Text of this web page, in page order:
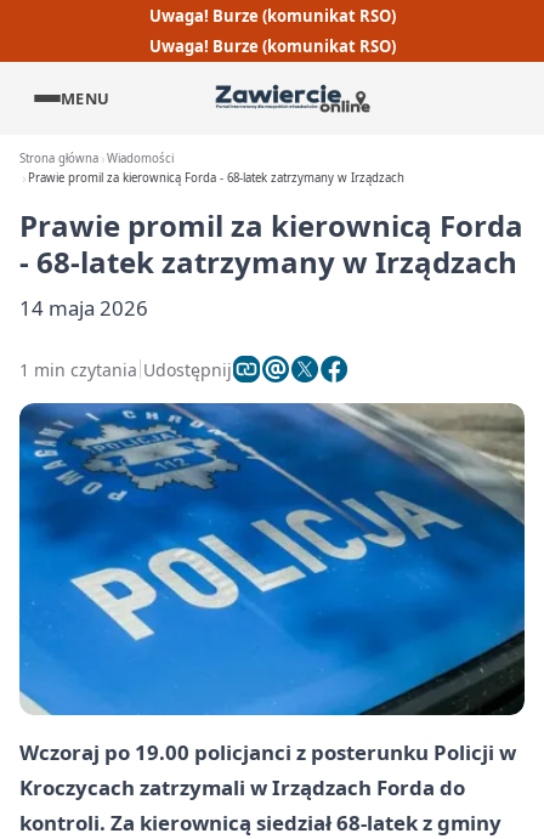
Uwaga! Burze (komunikat RSO)
Uwaga! Burze (komunikat RSO)
MENU
Strona główna Wiadomości
Prawie promil za kierownicą Forda - 68-latek zatrzymany w Irządzach
Prawie promil za kierownicą Forda
- 68-latek zatrzymany w Irządzach
14 maja 2026
1 min czytania Udostępnij
Wczoraj po 19.00 policjanci z posterunku Policji w
Kroczycach zatrzymali w Irządzach Forda do
kontroli. Za kierownicą siedział 68-latek z gminy